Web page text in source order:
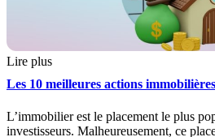
Lire plus
Les 10 meilleures actions
L’immobilier est le placement le plus
investisseurs. Malheureusement, ce